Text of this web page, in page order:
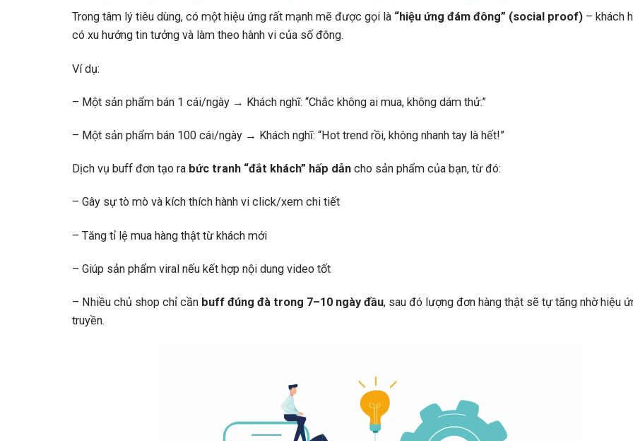
Trong tâm lý tiêu dùng, có một hiệu ứng rất mạnh mẽ được gọi là “hiệu ứng đám đông” (social proof) – khách
có xu hướng tin tưởng và làm theo hành vi của số đông.
Ví dụ:
– Một sản phẩm bán 1 cái/ngày → Khách nghĩ: “Chắc không ai mua, không dám thử.”
– Một sản phẩm bán 100 cái/ngày → Khách nghĩ: “Hot trend rồi, không nhanh tay là hết!”
Dịch vụ buff đơn tạo ra bức tranh “đắt khách” hấp dẫn cho sản phẩm của bạn, từ đó:
– Gây sự tò mò và kích thích hành vi click/xem chi tiết
– Tăng tỉ lệ mua hàng thật từ khách mới
– Giúp sản phẩm viral nếu kết hợp nội dung video tốt
– Nhiều chủ shop chỉ cần buff đúng đà trong 7–10 ngày đầu, sau đó lượng đơn hàng thật sẽ tự tăng nhờ hiệu
truyền.